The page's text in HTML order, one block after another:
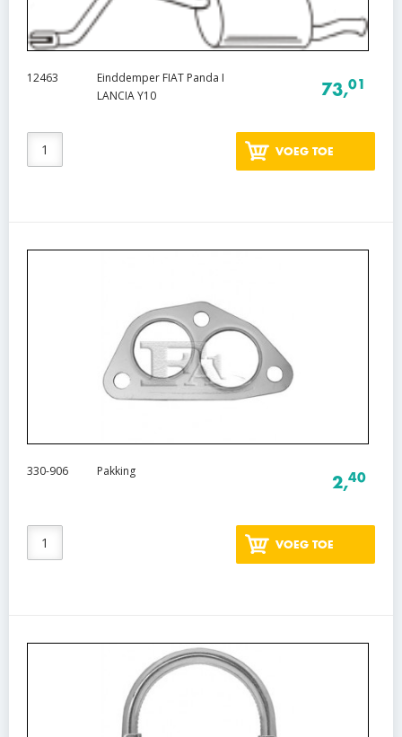
12463
Einddemper FIAT Panda I
LANCIA Y10
73,01
VOEG TOE
330-906 Pakking
2,40
VOEG TOE